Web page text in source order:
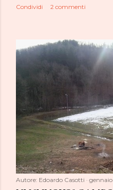
Condividi 2 commenti
Autore: Edoardo Casotti gennaio